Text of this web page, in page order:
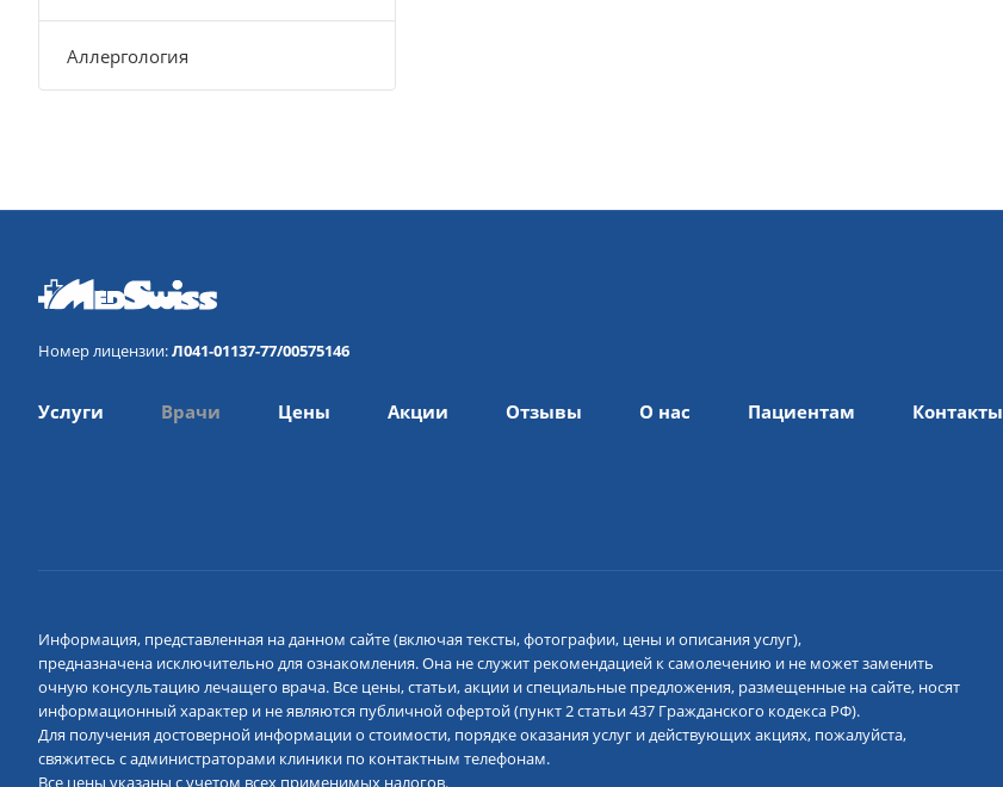
Аллергология
Номер лицензии:Л041-01137-77/00575146
Услуги Врачи Цены Акции Отзывы О нас Пациентам Контакты
Информация, представленная на данном сайте (включая тексты, фотографии, цены и описания услуг),
предназначена исключительно для ознакомления. Она не служит рекомендацией к самолечению и не может заменить
очную консультацию лечащего врача. Все цены, статьи, акции и специальные предложения, размещенные на сайте, носят
информационный характер и не являются публичной офертой (пункт 2 статьи 437 Гражданского кодекса РФ).
Для получения достоверной информации о стоимости, порядке оказания услуг и действующих акциях, пожалуйста,
свяжитесь с администраторами клиники по контактным телефонам.
Все цены указаны с учетом всех применимых налогов.